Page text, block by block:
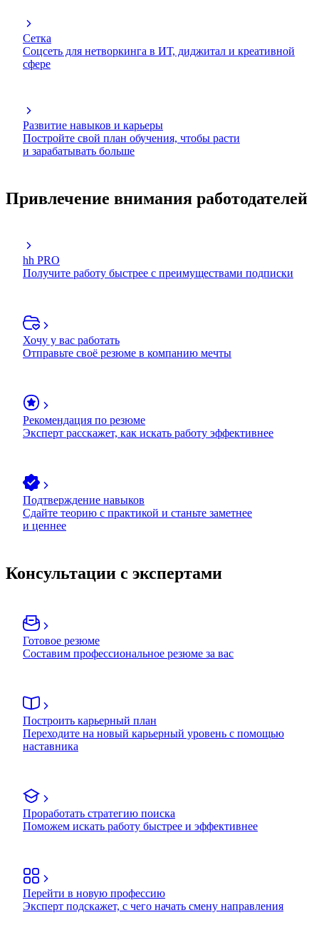
Сетка
Соцсеть для нетворкинга в ИТ, диджитал и креативной
сфере
Развитие навыков и карьеры
Постройте свой план обучения, чтобы расти
и зарабатывать больше
Привлечение внимания работодателей
hh PRO
Получите работу быстрее с преимуществами подписки
Хочу у вас работать
Отправьте своё резюме в компанию мечты
Рекомендация по резюме
Эксперт расскажет, как искать работу эффективнее
Подтверждение навыков
Сдайте теорию с практикой и станьте заметнее
и ценнее
Консультации с экспертами
Готовое резюме
Составим профессиональное резюме за вас
Построить карьерный план
Переходите на новый карьерный уровень с помощью
наставника
Проработать стратегию поиска
Поможем искать работу быстрее и эффективнее
Перейти в новую профессию
Эксперт подскажет, с чего начать смену направления